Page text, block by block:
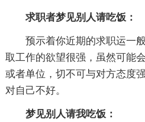
求职者梦见别人请吃饭：
预示着你近期的求职运一
取工作的欲望很强，虽然可能
或者单位，切不可与对方态度
对自己不好。
梦见别人请我吃饭：